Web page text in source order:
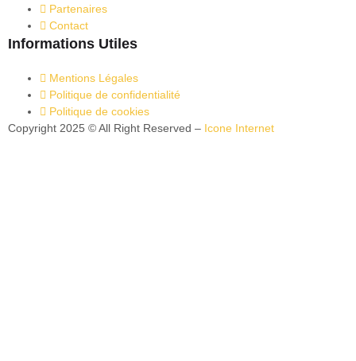
Partenaires
Contact
Informations Utiles
Mentions Légales
Politique de confidentialité
Politique de cookies
Copyright 2025 © All Right Reserved – Icone Internet